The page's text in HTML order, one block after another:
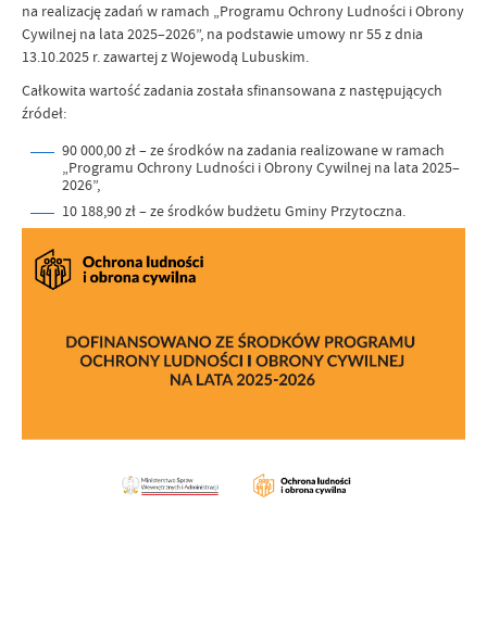
na realizację zadań w ramach „Programu Ochrony Ludności i Obrony
Cywilnej na lata 2025–2026”, na podstawie umowy nr 55 z dnia
13.10.2025 r. zawartej z Wojewodą Lubuskim.
Całkowita wartość zadania została sfinansowana z następujących
źródeł:
90 000,00 zł – ze środków na zadania realizowane w ramach
„Programu Ochrony Ludności i Obrony Cywilnej na lata 2025–
2026”,
10 188,90 zł – ze środków budżetu Gminy Przytoczna.